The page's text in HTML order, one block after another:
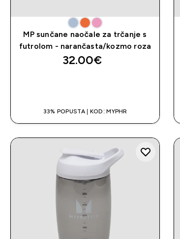
MP sunčane naočale za trčanje s
futrolom - narančasta/kozmo roza
32.00€‎
33% POPUSTA | KOD: MYPHR